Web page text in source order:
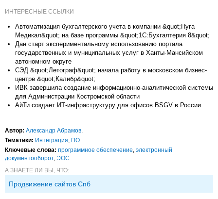
ИНТЕРЕСНЫЕ ССЫЛКИ
Автоматизация бухгалтерского учета в компании &quot;Нуга
Медикал&quot; на базе программы &quot;1С:Бухгалтерия 8&quot;
Дан старт экспериментальному использованию портала
государственных и муниципальных услуг в Ханты-Мансийском
автономном округе
СЭД &quot;Летограф&quot; начала работу в московском бизнес-
центре &quot;Калибр&quot;
ИВК завершила создание информационно-аналитической системы
для Администрации Костромской области
АйТи создает ИТ-инфраструктуру для офисов BSGV в России
Автор: Александр Абрамов
Тематики: Интеграция ПО
Ключевые слова: программное обеспечение электронный
документооборот, ЭОС
А ЗНАЕТЕ ЛИ ВЫ, ЧТО:
Продвижение сайтов Спб